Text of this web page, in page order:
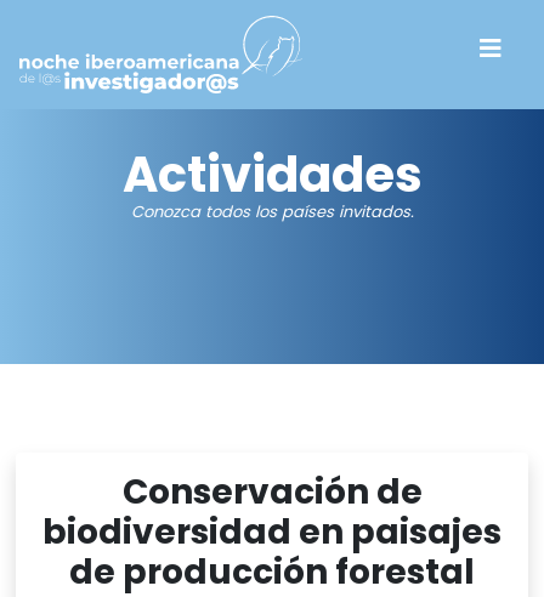
Actividades
Conozca todos los países invitados.
Conservación de
biodiversidad en paisajes
de producción forestal